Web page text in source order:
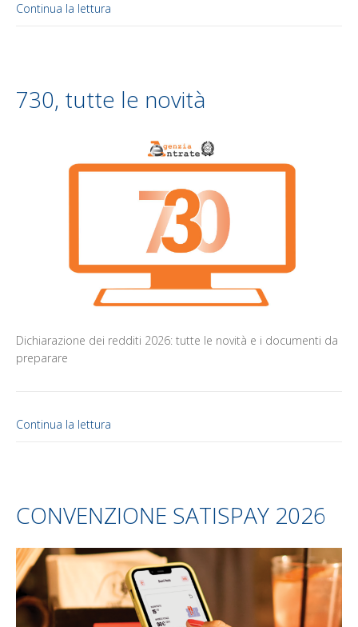
Continua la lettura
730, tutte le novità
Dichiarazione dei redditi 2026: tutte le novità e i documenti da
preparare
Continua la lettura
CONVENZIONE SATISPAY 2026